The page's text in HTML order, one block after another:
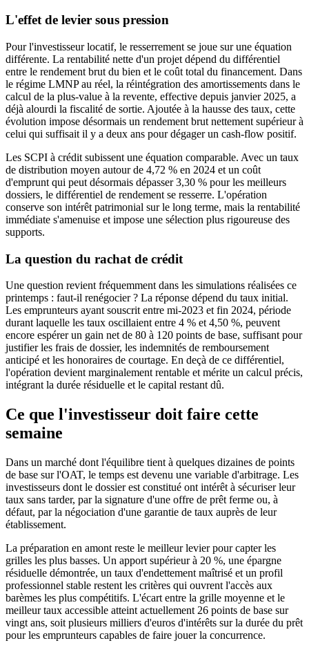
L'effet de levier sous pression
Pour l'investisseur locatif, le resserrement se joue sur une équation
différente. La rentabilité nette d'un projet dépend du différentiel
entre le rendement brut du bien et le coût total du financement. Dans
le régime LMNP au réel, la réintégration des amortissements dans le
calcul de la plus-value à la revente, effective depuis janvier 2025, a
déjà alourdi la fiscalité de sortie. Ajoutée à la hausse des taux, cette
évolution impose désormais un rendement brut nettement supérieur à
celui qui suffisait il y a deux ans pour dégager un cash-flow positif.
Les SCPI à crédit subissent une équation comparable. Avec un taux
de distribution moyen autour de 4,72 % en 2024 et un coût
d'emprunt qui peut désormais dépasser 3,30 % pour les meilleurs
dossiers, le différentiel de rendement se resserre. L'opération
conserve son intérêt patrimonial sur le long terme, mais la rentabilité
immédiate s'amenuise et impose une sélection plus rigoureuse des
supports.
La question du rachat de crédit
Une question revient fréquemment dans les simulations réalisées ce
printemps : faut-il renégocier ? La réponse dépend du taux initial.
Les emprunteurs ayant souscrit entre mi-2023 et fin 2024, période
durant laquelle les taux oscillaient entre 4 % et 4,50 %, peuvent
encore espérer un gain net de 80 à 120 points de base, suffisant pour
justifier les frais de dossier, les indemnités de remboursement
anticipé et les honoraires de courtage. En deçà de ce différentiel,
l'opération devient marginalement rentable et mérite un calcul précis,
intégrant la durée résiduelle et le capital restant dû.
Ce que l'investisseur doit faire cette
semaine
Dans un marché dont l'équilibre tient à quelques dizaines de points
de base sur l'OAT, le temps est devenu une variable d'arbitrage. Les
investisseurs dont le dossier est constitué ont intérêt à sécuriser leur
taux sans tarder, par la signature d'une offre de prêt ferme ou, à
défaut, par la négociation d'une garantie de taux auprès de leur
établissement.
La préparation en amont reste le meilleur levier pour capter les
grilles les plus basses. Un apport supérieur à 20 %, une épargne
résiduelle démontrée, un taux d'endettement maîtrisé et un profil
professionnel stable restent les critères qui ouvrent l'accès aux
barèmes les plus compétitifs. L'écart entre la grille moyenne et le
meilleur taux accessible atteint actuellement 26 points de base sur
vingt ans, soit plusieurs milliers d'euros d'intérêts sur la durée du prêt
pour les emprunteurs capables de faire jouer la concurrence.